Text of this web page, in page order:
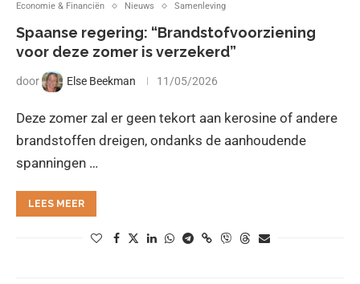
Economie & Financiën Nieuws Samenleving
Spaanse regering: “Brandstofvoorziening
voor deze zomer is verzekerd”
door Else Beekman 11/05/2026
Deze zomer zal er geen tekort aan kerosine of andere
brandstoffen dreigen, ondanks de aanhoudende
spanningen …
LEES MEER